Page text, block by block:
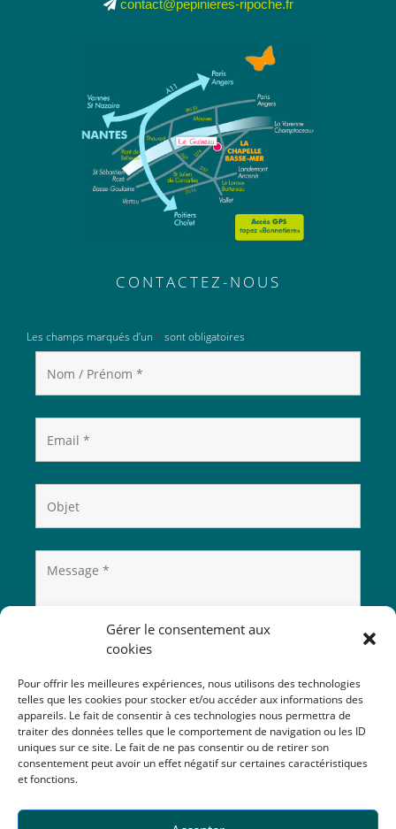
Gérer le consentement aux
cookies
Pour offrir les meilleures expériences, nous utilisons des technologies
telles que les cookies pour stocker et/ou accéder aux informations des
appareils. Le fait de consentir à ces technologies nous permettra de
traiter des données telles que le comportement de navigation ou les ID
uniques sur ce site. Le fait de ne pas consentir ou de retirer son
consentement peut avoir un effet négatif sur certaines caractéristiques
et fonctions.
contact@pepinieres-ripoche.fr
CONTACTEZ-NOUS
Les champs marqués d’un * sont obligatoires